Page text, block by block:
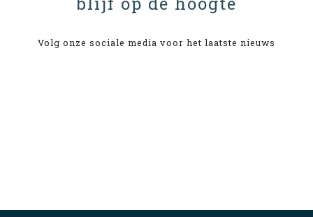
Volg onze sociale media voor het laatste nieuws